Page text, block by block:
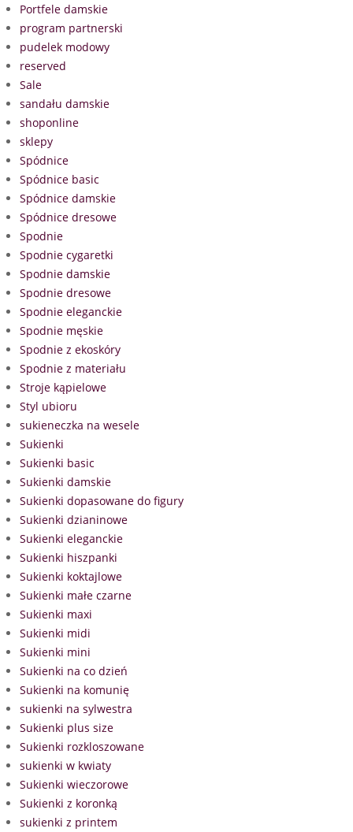
Portfele damskie
program partnerski
pudelek modowy
reserved
Sale
sandału damskie
shoponline
sklepy
Spódnice
Spódnice basic
Spódnice damskie
Spódnice dresowe
Spodnie
Spodnie cygaretki
Spodnie damskie
Spodnie dresowe
Spodnie eleganckie
Spodnie męskie
Spodnie z ekoskóry
Spodnie z materiału
Stroje kąpielowe
Styl ubioru
sukieneczka na wesele
Sukienki
Sukienki basic
Sukienki damskie
Sukienki dopasowane do figury
Sukienki dzianinowe
Sukienki eleganckie
Sukienki hiszpanki
Sukienki koktajlowe
Sukienki małe czarne
Sukienki maxi
Sukienki midi
Sukienki mini
Sukienki na co dzień
Sukienki na komunię
sukienki na sylwestra
Sukienki plus size
Sukienki rozkloszowane
sukienki w kwiaty
Sukienki wieczorowe
Sukienki z koronką
sukienki z printem